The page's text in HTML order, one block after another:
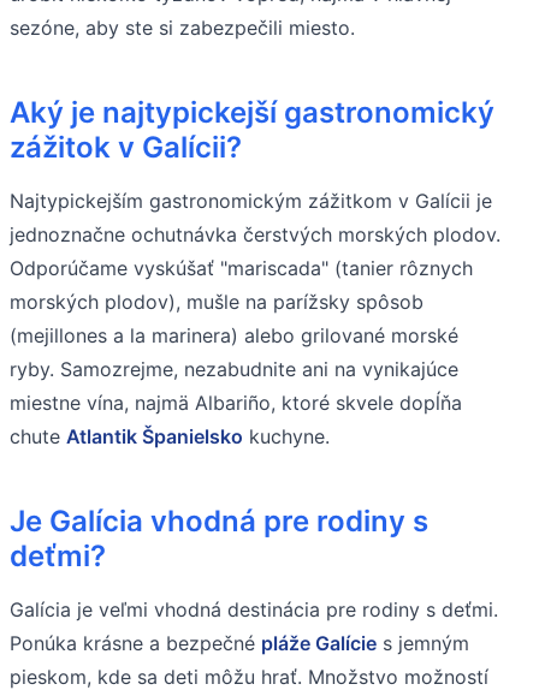
sezóne, aby ste si zabezpečili miesto.
Aký je najtypickejší gastronomický
zážitok v Galícii?
Najtypickejším gastronomickým zážitkom v Galícii je
jednoznačne ochutnávka čerstvých morských plodov.
Odporúčame vyskúšať "mariscada" (tanier rôznych
morských plodov), mušle na parížsky spôsob
(mejillones a la marinera) alebo grilované morské
ryby. Samozrejme, nezabudnite ani na vynikajúce
miestne vína, najmä Albariño, ktoré skvele dopĺňa
chute Atlantik Španielsko kuchyne.
Je Galícia vhodná pre rodiny s
deťmi?
Galícia je veľmi vhodná destinácia pre rodiny s deťmi.
Ponúka krásne a bezpečné pláže Galície s jemným
pieskom, kde sa deti môžu hrať. Množstvo možností